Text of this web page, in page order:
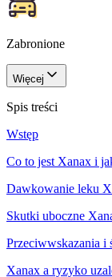
Zabronione
Więcej
Spis treści
Wstęp
Co to jest Xanax i
Dawkowanie leku
Skutki uboczne
Przeciwwskazania i
Xanax a ryzyko